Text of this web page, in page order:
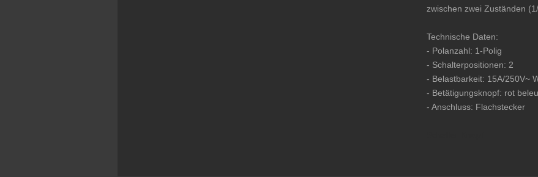
zwischen zwei Zuständen
Technische Daten:
- Polanzahl: 1-Polig
- Schalterpositionen: 2
- Belastbarkeit: 15A/250V~
- Betätigungsknopf: rot
- Anschluss: Flachstecker